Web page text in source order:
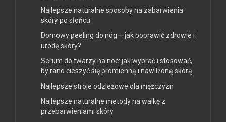
Najlepsze naturalne sposoby na zabarwienia
skóry po słońcu
Domowy peeling do nóg – jak poprawić zdrowie i
urodę skóry?
Serum do twarzy na noc: jak wybrać i stosować,
by rano cieszyć się promienną i nawilżoną skórą
Najlepsze stroje odzieżowe dla mężczyzn
Najlepsze naturalne metody na walkę z
przebarwieniami skóry